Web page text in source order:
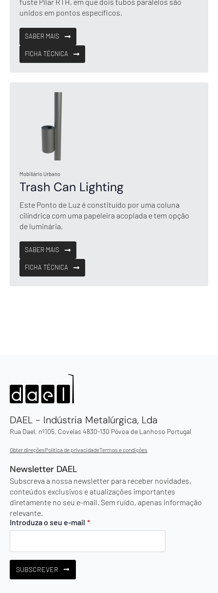
unidos em pontos específicos.
SABER MAIS
FICHA TÉCNICA
Mobiliário Urbano
Trash Can Lighting
Este Ponto de Luz é constituído por uma coluna
cilíndrica com uma papeleira acoplada e tem opção
de luminária.
SABER MAIS
FICHA TÉCNICA
DAEL - Indústria Metalúrgica, Lda
Rua Dael, nº105, Covelas 4830-130 Póvoa de Lanhoso Portugal
Obter direçõesPolítica de privacidadeTermos e condições
Newsletter DAEL
Subscreva a nossa newsletter para receber novidades,
conteúdos exclusivos e atualizações importantes
diretamente no seu e-mail. Sem ruído, apenas informação
relevante.
Introduza o seu e-mail *
SUBSCREVER